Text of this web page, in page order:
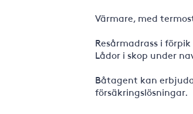
Värmare, med
Resårmadrass i förpik
Lådor i skop under
Båtagent kan
försäkringslösningar.